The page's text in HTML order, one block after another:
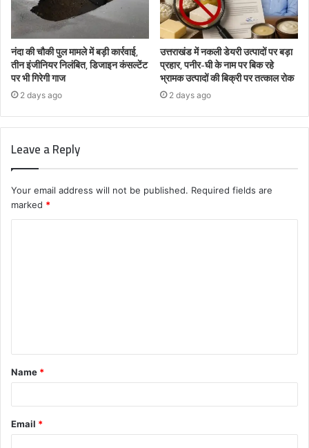
नंदा की चौकी पुल मामले में बड़ी कार्रवाई,
तीन इंजीनियर निलंबित, डिजाइन कंसल्टेंट
पर भी गिरेगी गाज
2 days ago
उत्तराखंड में नकली डेयरी उत्पादों पर बड़ा
प्रहार, पनीर-घी के नाम पर बिक रहे
भ्रामक उत्पादों की बिक्री पर तत्काल रोक
2 days ago
Leave a Reply
Your email address will not be published. Required fields are
marked *
t
*
Name *
Email *